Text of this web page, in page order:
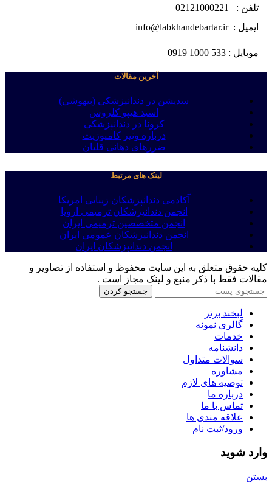
تلفن : 02121000221
ایمیل : info@labkhandebartar.ir
موبایل : 533 1000 0919
آخرین مقالات
سدیشن در دندانپزشکی (بیهوشی)
اسید هیپو کلروس
کرونا در دندانپزشکی
درباره ونیر کامپوزیت
ضررهای دهانی قلیان
لینک های مرتبط
آکادمی دندانپزشکان زیبایی امریکا
انجمن دندانپزشکان ترمیمی اروپا
انجمن متخصصین ترمیمی ایران
انجمن دندانپزشکان عمومی ایران
انجمن دندانپزشکان ایران
کلیه حقوق متعلق به این سایت محفوظ و استفاده از تصاویر و
مقالات فقط با ذکر منبع و لینک مجاز است .
جستجو کردن
لبخند برتر
گالری نمونه
خدمات
دانشنامه
سوالات متداول
مشاوره
توصیه های لازم
درباره ما
تماس با ما
علاقه مندی ها
ورود/ثبت نام
وارد شوید
بستن